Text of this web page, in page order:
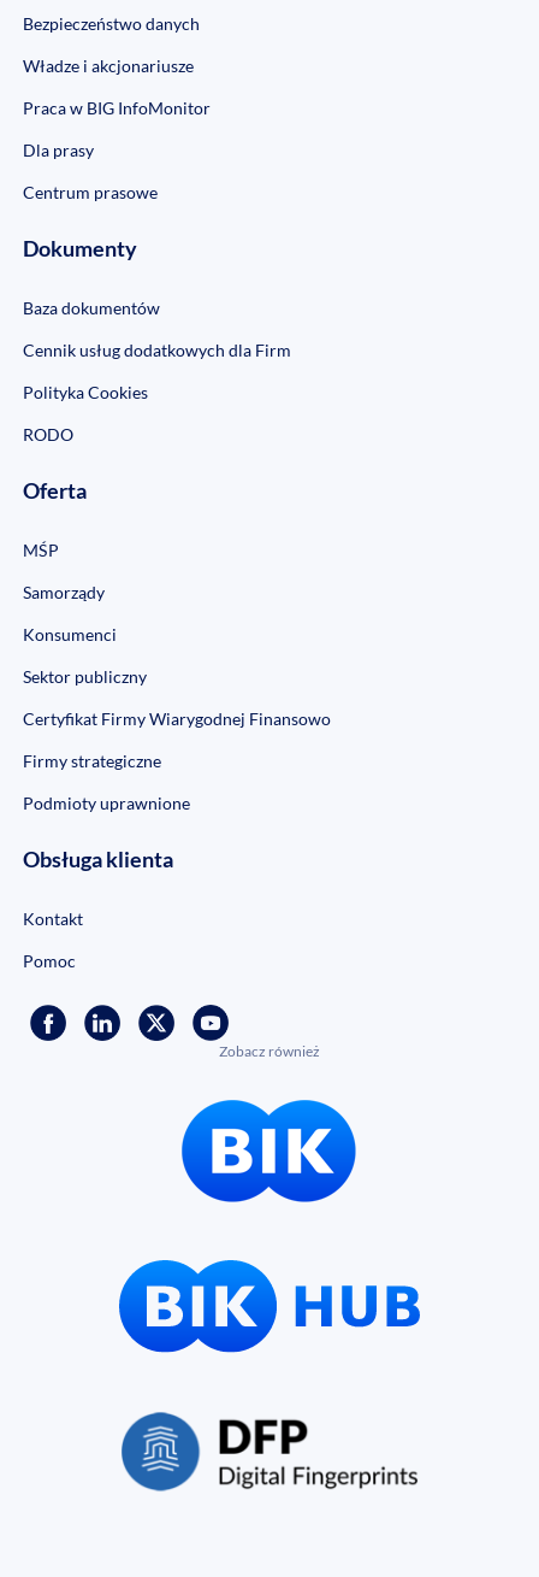
Bezpieczeństwo danych
Władze i akcjonariusze
Praca w BIG InfoMonitor
Dla prasy
Centrum prasowe
Dokumenty
Baza dokumentów
Cennik usług dodatkowych dla Firm
Polityka Cookies
RODO
Oferta
MŚP
Samorządy
Konsumenci
Sektor publiczny
Certyfikat Firmy Wiarygodnej Finansowo
Firmy strategiczne
Podmioty uprawnione
Obsługa klienta
Kontakt
Pomoc
Zobacz również